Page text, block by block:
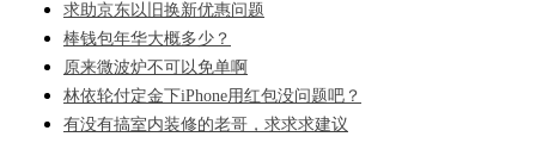
求助京东以旧换新优惠问题
棒钱包年华大概多少？
原来微波炉不可以免单啊
林依轮付定金下iPhone用红包没问题吧？
有没有搞室内装修的老哥，求求求建议